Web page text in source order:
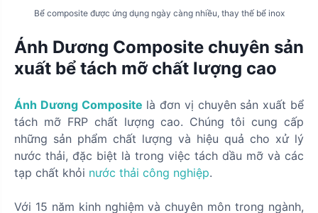
Bể composite được ứng dụng ngày càng nhiều, thay thế bể inox
Ánh Dương Composite chuyên sản
xuất bể tách mỡ chất lượng cao
Ánh Dương Composite là đơn vị chuyên sản xuất bể
tách mỡ FRP chất lượng cao. Chúng tôi cung cấp
những sản phẩm chất lượng và hiệu quả cho xử lý
nước thải, đặc biệt là trong việc tách dầu mỡ và các
tạp chất khỏi nước thải công nghiệp.
Với 15 năm kinh nghiệm và chuyên môn trong ngành,